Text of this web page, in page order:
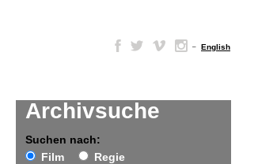
– English
Archivsuche
Suchen nach:
Film
Regie